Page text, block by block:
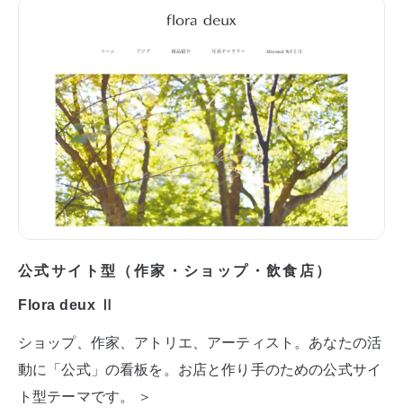
公式サイト型（作家・ショップ・飲食店）
Flora deux Ⅱ
ショップ、作家、アトリエ、アーティスト。あなたの活
動に「公式」の看板を。お店と作り手のための公式サイ
ト型テーマです。 ＞